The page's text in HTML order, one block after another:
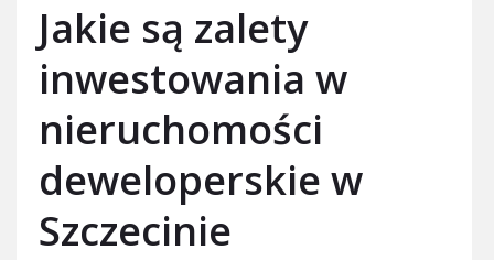
Jakie są zalety
inwestowania w
nieruchomości
deweloperskie w
Szczecinie